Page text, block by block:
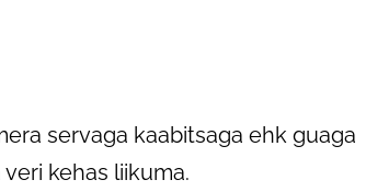
servaga kaabitsaga ehk guaga
kehas liikuma.